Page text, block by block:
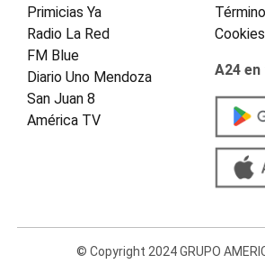
Primicias Ya
Radio La Red
FM Blue
Diario Uno Mendoza
San Juan 8
América TV
Cookies
A24
© Copyright 2024 GRUPO